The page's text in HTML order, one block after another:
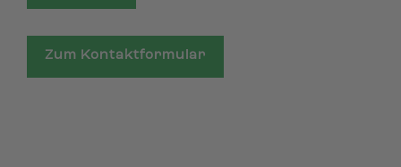
Zum Kontaktformular